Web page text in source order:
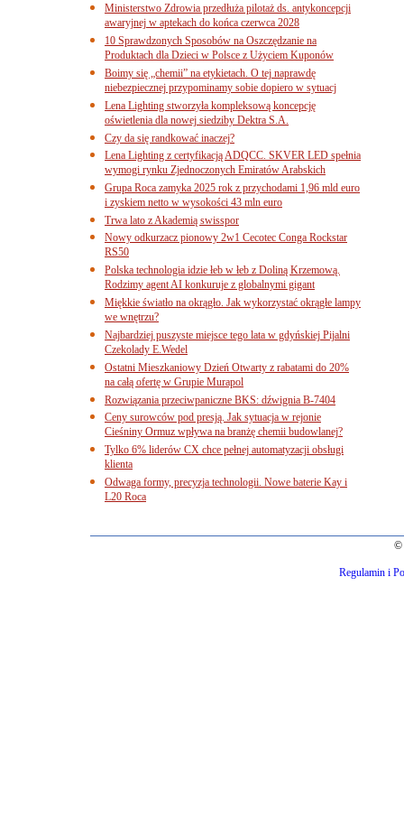
Ministerstwo Zdrowia przedłuża pilotaż ds. antykoncepcji
awaryjnej w aptekach do końca czerwca 2028
10 Sprawdzonych Sposobów na Oszczędzanie na
Produktach dla Dzieci w Polsce z Użyciem Kuponów
Boimy się „chemii” na etykietach. O tej naprawdę
niebezpiecznej przypominamy sobie dopiero w sytuacj
Lena Lighting stworzyła kompleksową koncepcję
oświetlenia dla nowej siedziby Dektra S.A.
Czy da się randkować inaczej?
Lena Lighting z certyfikacją ADQCC. SKVER LED spełnia
wymogi rynku Zjednoczonych Emiratów Arabskich
Grupa Roca zamyka 2025 rok z przychodami 1,96 mld euro
i zyskiem netto w wysokości 43 mln euro
Trwa lato z Akademią swisspor
Nowy odkurzacz pionowy 2w1 Cecotec Conga Rockstar
RS50
Polska technologia idzie łeb w łeb z Doliną Krzemową.
Rodzimy agent AI konkuruje z globalnymi gigant
Miękkie światło na okrągło. Jak wykorzystać okrągłe lampy
we wnętrzu?
Najbardziej puszyste miejsce tego lata w gdyńskiej Pijalni
Czekolady E.Wedel
Ostatni Mieszkaniowy Dzień Otwarty z rabatami do 20%
na całą ofertę w Grupie Murapol
Rozwiązania przeciwpaniczne BKS: dźwignia B-7404
Ceny surowców pod presją. Jak sytuacja w rejonie
Cieśniny Ormuz wpływa na branżę chemii budowlanej?
Tylko 6% liderów CX chce pełnej automatyzacji obsługi
klienta
Odwaga formy, precyzja technologii. Nowe baterie Kay i
L20 Roca
©
Regulamin i